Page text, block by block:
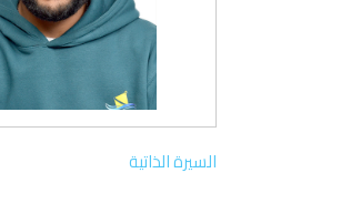
السيرة الذاتية